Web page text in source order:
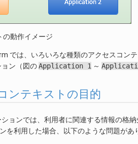
の動作イメージ
では、いろいろな種類のアクセスコン
ン（図のApplication 1 ～
ンテキストの目的
ョンでは、利用者に関連する情報の格
を利用した場合、以下のような問題があ